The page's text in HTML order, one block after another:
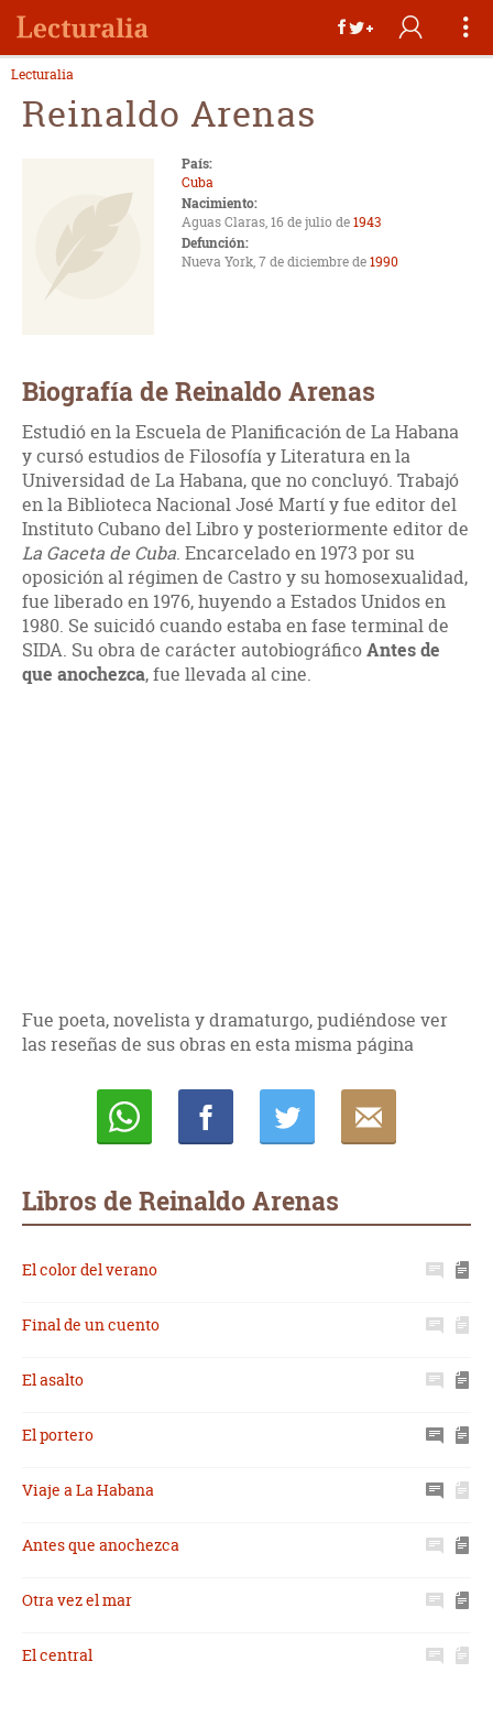
Lecturalia
Reinaldo Arenas
País:
Cuba
Nacimiento:
Aguas Claras, 16 de julio de1943
Defunción:
Nueva York, 7 de diciembre de1990
Biografía de Reinaldo Arenas
Estudió en la Escuela de Planificación de La Habana
y cursó estudios de Filosofía y Literatura en la
Universidad de La Habana, que no concluyó. Trabajó
en la Biblioteca Nacional José Martí y fue editor del
Instituto Cubano del Libro y posteriormente editor de
La Gaceta de Cuba. Encarcelado en 1973 por su
oposición al régimen de Castro y su homosexualidad,
fue liberado en 1976, huyendo a Estados Unidos en
1980. Se suicidó cuando estaba en fase terminal de
SIDA. Su obra de carácter autobiográficoAntes de
que anochezca, fue llevada al cine.
Fue poeta, novelista y dramaturgo, pudiéndose ver
las reseñas de sus obras en esta misma página
Libros de Reinaldo Arenas
El color del verano
Final de un cuento
El asalto
El portero
Viaje a La Habana
Antes que anochezca
Otra vez el mar
El central